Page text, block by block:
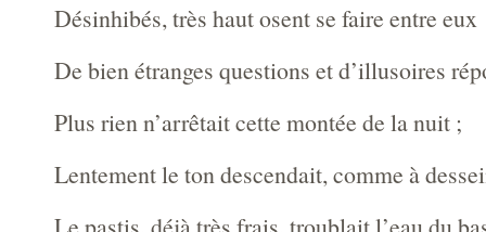
Désinhibés, très haut osent se faire entre eux
De bien étranges questions et d’illusoires
Plus rien n’arrêtait cette montée de la nuit ;
Lentement le ton descendait, comme à